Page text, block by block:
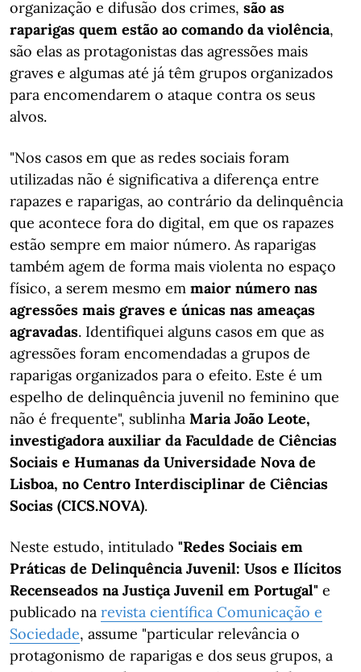
organização e difusão dos crimes, são as
raparigas quem estão ao comando da violência,
são elas as protagonistas das agressões mais
graves e algumas até já têm grupos organizados
para encomendarem o ataque contra os seus
alvos.
"Nos casos em que as redes sociais foram
utilizadas não é significativa a diferença entre
rapazes e raparigas, ao contrário da delinquência
que acontece fora do digital, em que os rapazes
estão sempre em maior número. As raparigas
também agem de forma mais violenta no espaço
físico, a serem mesmo em maior número nas
agressões mais graves e únicas nas ameaças
agravadas. Identifiquei alguns casos em que as
agressões foram encomendadas a grupos de
raparigas organizados para o efeito. Este é um
espelho de delinquência juvenil no feminino que
não é frequente", sublinha Maria João Leote,
investigadora auxiliar da Faculdade de Ciências
Sociais e Humanas da Universidade Nova de
Lisboa, no Centro Interdisciplinar de Ciências
Socias (CICS.NOVA).
Neste estudo, intitulado "Redes Sociais em
Práticas de Delinquência Juvenil: Usos e Ilícitos
Recenseados na Justiça Juvenil em Portugal" e
publicado na revista científica Comunicação e
Sociedade, assume "particular relevância o
protagonismo de raparigas e dos seus grupos, a